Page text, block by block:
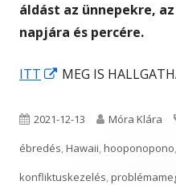
áldást az ünnepekre,
napjára és percére.
ITT
Opens
a
new
MEG IS
Published
on
2021-12-13 Author
Móra Klára
ébredés,Hawaii,hooponopono,
konfliktuskezelés,